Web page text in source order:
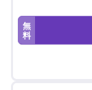
無
料